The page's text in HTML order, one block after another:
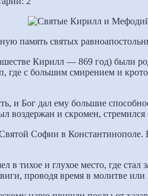
память святых
Кирилл — 869 год)
с большим смирением и
и Бог дал ему большие
и скромен, стремился
Софии в
тихое и глухое место, где стал
проводя время в молитве